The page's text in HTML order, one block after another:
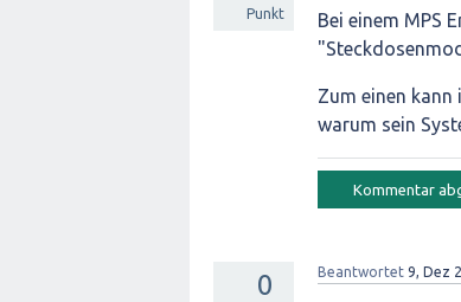
Punkt
Bei einem MPS
Zum einen kann
warum sein
0 Beantwortet 9, Dez